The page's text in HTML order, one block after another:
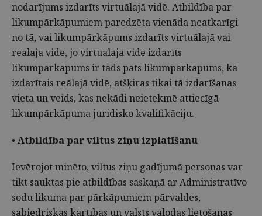
nodarījums izdarīts virtuālajā vidē. Atbildība par
likumpārkāpumiem paredzēta vienāda neatkarīgi
no tā, vai likumpārkāpums izdarīts virtuālajā vai
reālajā vidē, jo virtuālajā vidē izdarīts
likumpārkāpums ir tāds pats likumpārkāpums, kā
izdarītais reālajā vidē, atšķiras tikai tā izdarīšanas
vieta un veids, kas nekādi neietekmē attiecīgā
likumpārkāpuma juridisko kvalifikāciju.
• Atbildība par viltus ziņu izplatīšanu
Ievērojot minēto, viltus ziņu gadījumā personas var
tikt sauktas pie atbildības saskaņā ar Administratīvo
sodu likuma par pārkāpumiem pārvaldes,
sabiedriskās kārtības un valsts valodas lietošanas